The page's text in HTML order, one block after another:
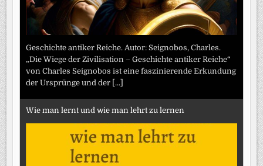
Geschichte antiker Reiche. Autor: Seignobos, Charles.
„Die Wiege der Zivilisation – Geschichte antiker Reiche“
von Charles Seignobos ist eine faszinierende Erkundung
der Ursprünge und der [...]
Wie man lernt und wie man lehrt zu lernen